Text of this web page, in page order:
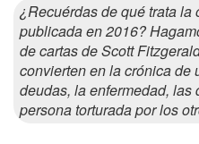
¿Recuérdas de qué trata la
publicada en 2016?
de cartas de Scott
convierten en la crónica de
deudas, la enfermedad,
persona torturada por los